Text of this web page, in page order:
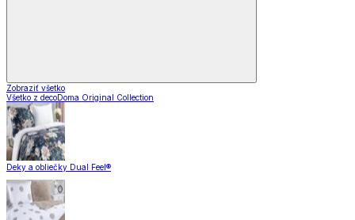
Zobraziť všetko
Všetko z decoDoma Original Collection
Deky a obliečky Dual Feel®